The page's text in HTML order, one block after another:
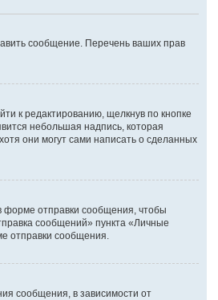
сообщение. Перечень ваших прав
к редактированию, щелкнув по кнопке
небольшая надпись, которая
они могут сами написать о сделанных
форме отправки сообщения, чтобы
сообщений» пункта «Личные
отправки сообщения.
сообщения, в зависимости от